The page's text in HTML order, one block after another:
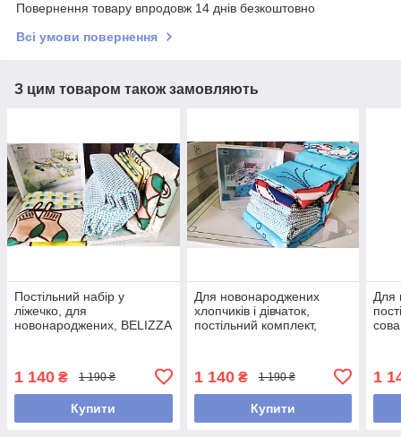
Повернення товару впродовж 14 днів безкоштовно
Всі умови повернення
З цим товаром також замовляють
Постільний набір у
ліжечко, для
новонароджених, BELIZZA
1 140 ₴ 1 190 ₴
Купити
Для новонароджених
хлопчиків і дівчаток,
постільний комплект,
1 140₴ 1 190 ₴
Купити
Для
1